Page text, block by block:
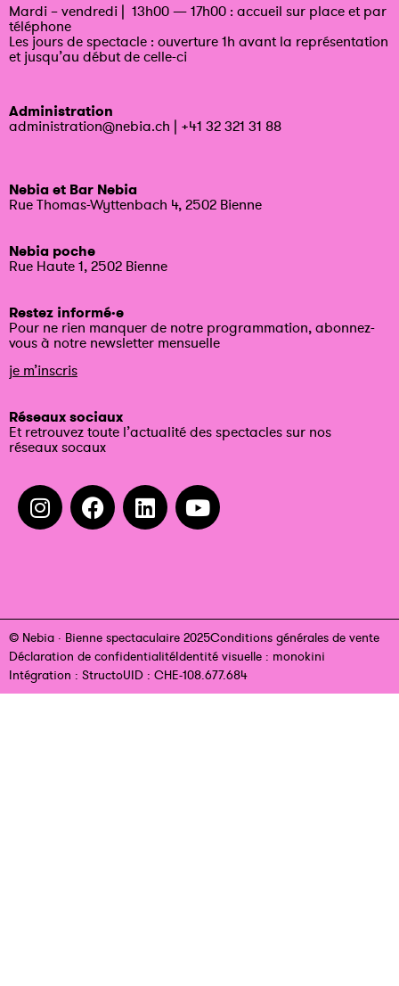
Mardi – vendredi | 13h00 — 17h00 : accueil sur place et par
téléphone
Les jours de spectacle : ouverture 1h avant la représentation
et jusqu’au début de celle-ci
Administration
administration@nebia.ch | +41 32 321 31 88
Nebia et Bar Nebia
Rue Thomas-Wyttenbach 4, 2502 Bienne
Nebia poche
Rue Haute 1, 2502 Bienne
Restez informé·e
Pour ne rien manquer de notre programmation, abonnez-
vous à notre newsletter mensuelle
je m’inscris
Réseaux sociaux
Et retrouvez toute l’actualité des spectacles sur nos
réseaux socaux
© Nebia · Bienne spectaculaire 2025Conditions générales de vente
Déclaration de confidentialitéIdentité visuelle : monokini
Intégration : StructoUID : CHE-108.677.684